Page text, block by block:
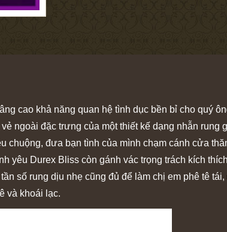
cao khả năng quan hệ tình dục bền bỉ cho quý
ngoài đặc trưng của một thiết kế dạng nhẫn rung
chuộng, đưa bạn tình của mình chạm cánh cửa
yêu Durex Bliss còn gánh vác trọng trách kích
số rung dịu nhẹ cũng đủ để làm chị em phê tê
và khoái lạc.